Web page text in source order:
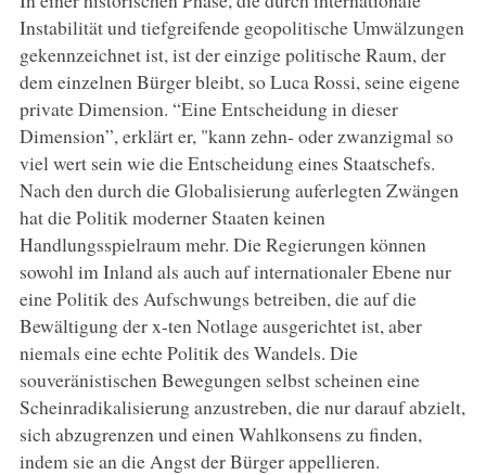
Instabilität und tiefgreifende geopolitische Umwälzungen
gekennzeichnet ist, ist der einzige politische Raum, der
dem einzelnen Bürger bleibt, so Luca Rossi, seine eigene
private Dimension. “Eine Entscheidung in dieser
Dimension”, erklärt er, "kann zehn- oder zwanzigmal so
viel wert sein wie die Entscheidung eines Staatschefs.
Nach den durch die Globalisierung auferlegten Zwängen
hat die Politik moderner Staaten keinen
Handlungsspielraum mehr. Die Regierungen können
sowohl im Inland als auch auf internationaler Ebene nur
eine Politik des Aufschwungs betreiben, die auf die
Bewältigung der x-ten Notlage ausgerichtet ist, aber
niemals eine echte Politik des Wandels. Die
souveränistischen Bewegungen selbst scheinen eine
Scheinradikalisierung anzustreben, die nur darauf abzielt,
sich abzugrenzen und einen Wahlkonsens zu finden,
indem sie an die Angst der Bürger appellieren.